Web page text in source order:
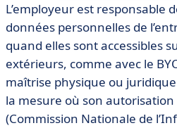
L’employeur est responsable
données personnelles de
quand elles sont accessibles
extérieurs, comme avec le
maîtrise physique ou
la mesure où son
(Commission Nationale de